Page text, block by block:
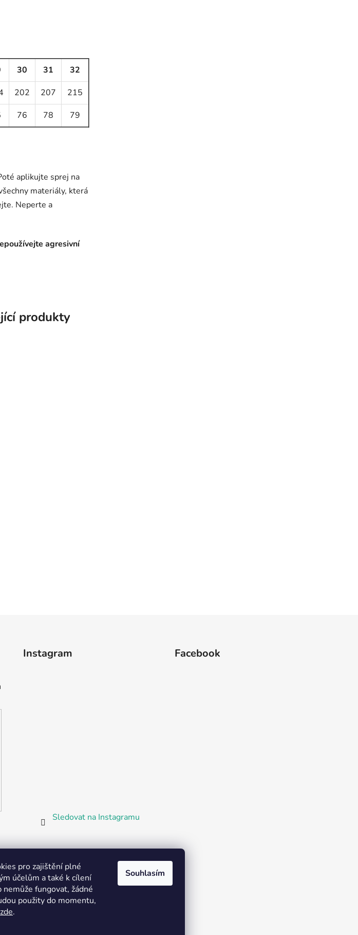
pro zajištění plné
účelům a také k cílení
fungovat, žádné
použity do momentu,
zde.
Souhlasím
30 31
32
202 207
215
76 78 79
aplikujte sprej na
materiály, která
Neperte a
agresivní
produkty
Instagram
Sledovat na Instagramu
Facebook
Barefoot Plzeň